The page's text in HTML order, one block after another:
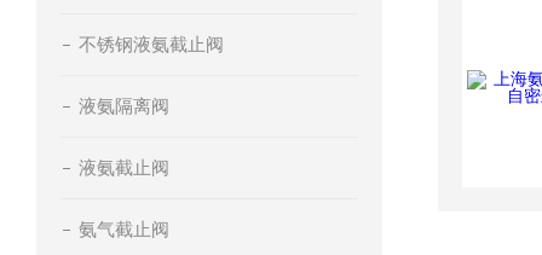
不锈钢液氨截止阀
液氨隔离阀
液氨截止阀
氨气截止阀